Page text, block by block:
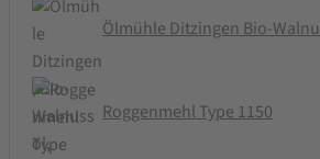
Ölmühle Ditzingen Bio-
Roggenmehl Type 1150